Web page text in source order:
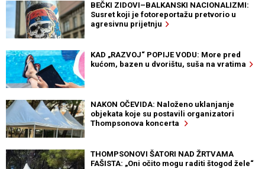
BEČKI ZIDOVI–BALKANSKI NACIONALIZMI:
Susret koji je fotoreportažu pretvorio u
agresivnu prijetnju
KAD „RAZVOJ“ POPIJE VODU: More pred
kućom, bazen u dvorištu, suša na vratima
NAKON OČEVIDA: Naloženo uklanjanje
objekata koje su postavili organizatori
Thompsonova koncerta
THOMPSONOVI ŠATORI NAD ŽRTVAMA
FAŠISTA: „Oni očito mogu raditi štogod žele“